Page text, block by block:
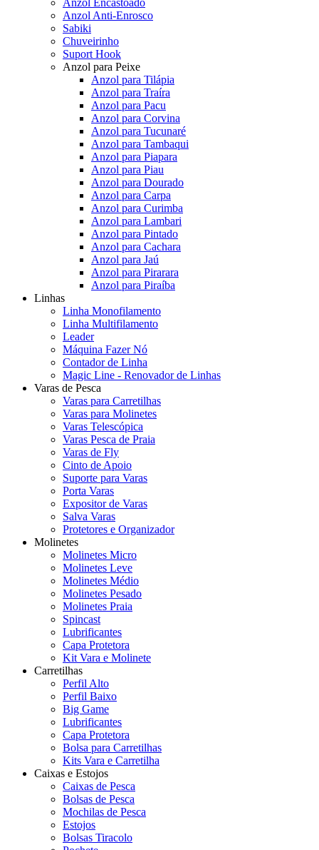
Anzol Encastoado
Anzol Anti-Enrosco
Sabiki
Chuveirinho
Suport Hook
Anzol para Peixe
Anzol para Tilápia
Anzol para Traíra
Anzol para Pacu
Anzol para Corvina
Anzol para Tucunaré
Anzol para Tambaqui
Anzol para Piapara
Anzol para Piau
Anzol para Dourado
Anzol para Carpa
Anzol para Curimba
Anzol para Lambari
Anzol para Pintado
Anzol para Cachara
Anzol para Jaú
Anzol para Pirarara
Anzol para Piraíba
Linhas
Linha Monofilamento
Linha Multifilamento
Leader
Máquina Fazer Nó
Contador de Linha
Magic Line - Renovador de Linhas
Varas de Pesca
Varas para Carretilhas
Varas para Molinetes
Varas Telescópica
Varas Pesca de Praia
Varas de Fly
Cinto de Apoio
Suporte para Varas
Porta Varas
Expositor de Varas
Salva Varas
Protetores e Organizador
Molinetes
Molinetes Micro
Molinetes Leve
Molinetes Médio
Molinetes Pesado
Molinetes Praia
Spincast
Lubrificantes
Capa Protetora
Kit Vara e Molinete
Carretilhas
Perfil Alto
Perfil Baixo
Big Game
Lubrificantes
Capa Protetora
Bolsa para Carretilhas
Kits Vara e Carretilha
Caixas e Estojos
Caixas de Pesca
Bolsas de Pesca
Mochilas de Pesca
Estojos
Bolsas Tiracolo